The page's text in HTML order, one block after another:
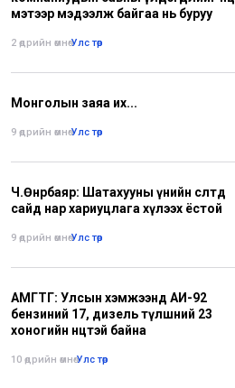
мэтээр мэдээлж байгаа нь буруу
2 өдрийн өмнө•Улс төр
Монголын заяа их...
9 өдрийн өмнө•Улс төр
Ч.Өнөрбаяр: Шатахууны үнийн өсөлтөд
сайд нар хариуцлага хүлээх ёстой
9 өдрийн өмнө•Улс төр
АМГТГ: Улсын хэмжээнд АИ-92
бензиний 17, дизель түлшний 23
хоногийн нөөцтэй байна
10 өдрийн өмнө•Улс төр